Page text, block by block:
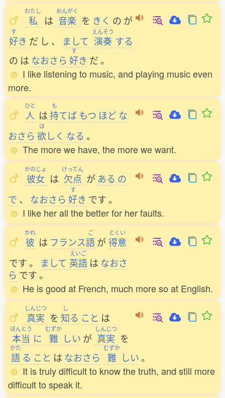
わたし
私 は
おんがく
音楽 を きく の が
す
好き だ し 、 まして
えんそう
演奏 する
の は なおさら
す
好き だ。
I like listening to music, and playing music even
more.
ひと
人 は
も
持てばもつ ほどな
おさら
ほ
欲しく なる 。
The more we have, the more we want.
かのじょ
彼女 は
けってん
欠点 が ある の
で 、 なおさら
す
好き です。
I like her all the better for her faults.
かれ
彼 は フランス
ご
語が
とくい
得意
です。 まして
えいご
英語 は なおさ
ら です。
He is good at French, much more so at English.
しんじつ
真実 を
し
知る こと は
ほんとう
本当 に
むずか
難 しい が
しんじつ
真実 を
かた
語 る こと は なおさら
むずか
難 しい。
It is truly difficult to know the truth, and still more
difficult to speak it.